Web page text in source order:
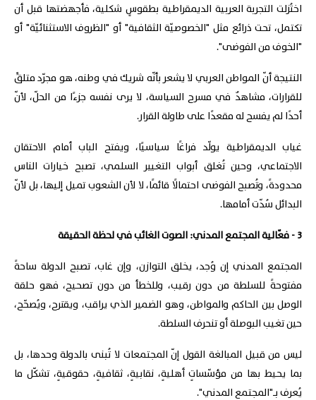
اختُزلت التجربة العربية الديمقراطية بطقوسٍ شكلية، فأجهضتها قبل أن
تكتمل، تحت ذرائع مثل "الخصوصيّة الثقافية" أو "الظروف الاستثنائيّة" أو
"الخوف من الفوضى".
النتيجة أنّ المواطن العربي لا يشعر بأنّه شريك في وطنه، هو مجرّد متلقٍّ
للقرارات، مشاهدٌ في مسرح السياسة، لا يرى نفسه جزءًا من الحلّ، لأنّ
أحدًا لم يفسح له مقعدًا على طاولة القرار.
غياب الديمقراطية يولّد فراغًا سياسيًا، ويفتح الباب أمام الاحتقان
الاجتماعي، وحين تُغلق أبواب التغيير السلمي، تصبح خيارات الناس
محدودةً، وتُصبح الفوضى احتمالًا قائمًا، لا لأن الشعوب تميل إليها، بل لأنّ
البدائل سُدّت أمامها.
3 - فعّالية المجتمع المدني: الصوت الغائب في لحظة الحقيقة
المجتمع المدني إن وُجد، يخلق التوازن، وإن غاب، تصبح الدولة ساحةً
مفتوحةً للسلطة من دون رقيب، وللخطأ من دون تصحيح، فهو حلقة
الوصل بين الحاكم والمواطن، وهو الضمير الذي يراقب، ويقترح، ويُصحّح،
حين تغيب البوصلة أو تنحرف السلطة.
ليس من قبيل المبالغة القول إنّ المجتمعات لا تُبنى بالدولة وحدها، بل
بما يحيط بها من مؤسّساتٍ أهليةٍ، نقابيةٍ، ثقافيةٍ، حقوقيةٍ، تشكّل ما
يُعرف بـ"المجتمع المدني".